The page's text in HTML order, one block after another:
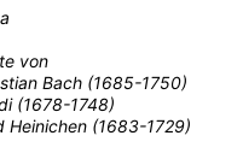
von
Bach (1685-1750)
(1678-1748)
Heinichen (1683-1729)